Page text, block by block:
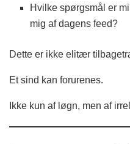
Hvilke spørgsmål er
mig af dagens feed?
Dette er ikke elitær
Et sind kan forurenes.
Ikke kun af løgn, men af